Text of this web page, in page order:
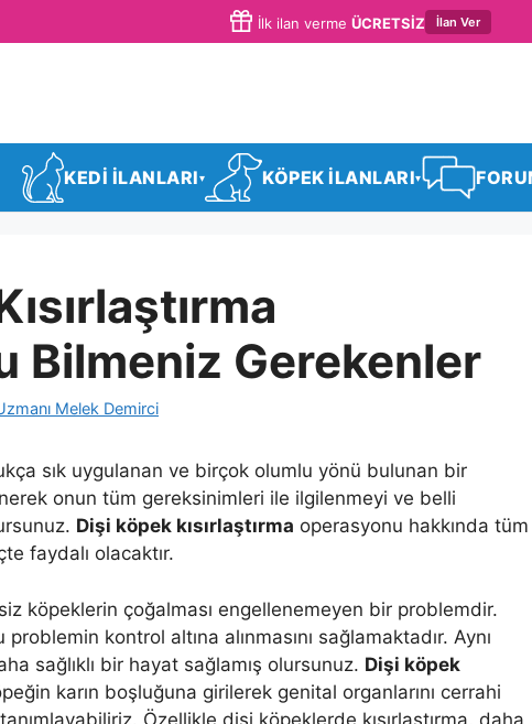
İlk ilan verme ÜCRETSİZ İlan Ver
KEDİ İLANLARI▾ KÖPEK İLANLARI▾
Bilmeniz Gerekenler
Melek Demirci
sık uygulanan ve birçok olumlu yönü bulunan bir
onun tüm gereksinimleri ile ilgilenmeyi ve belli
Dişi köpek kısırlaştırma operasyonu hakkında tüm
faydalı olacaktır.
köpeklerin çoğalması engellenemeyen bir problemdir.
problemin kontrol altına alınmasını sağlamaktadır. Aynı
sağlıklı bir hayat sağlamış olursunuz. Dişi köpek
karın boşluğuna girilerek genital organlarını cerrahi
Özellikle dişi köpeklerde kısırlaştırma, daha